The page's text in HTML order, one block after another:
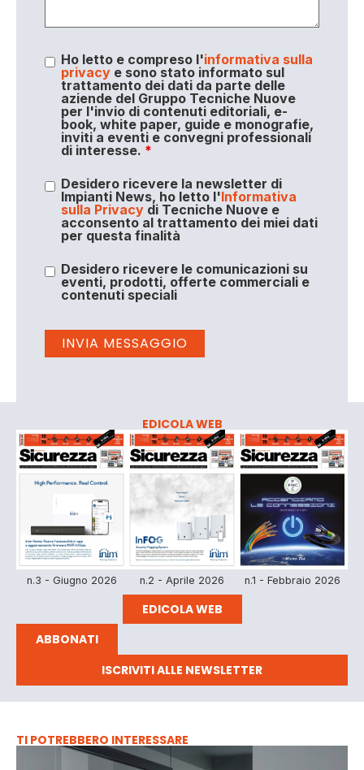
Ho letto e compreso l'informativa sulla
privacye sono stato informato sul
trattamento dei dati da parte delle
aziende del Gruppo Tecniche Nuove
per l'invio di contenuti editoriali, e-
book, white paper, guide e monografie,
inviti a eventi e convegni professionali
di interesse. *
Desidero ricevere la newsletter di
Impianti News, ho letto l'Informativa
sulla Privacydi Tecniche Nuove e
acconsento al trattamento dei miei dati
per questa finalità
Desidero ricevere le comunicazioni su
eventi, prodotti, offerte commerciali e
contenuti speciali
EDICOLA WEB
n.3 - Giugno 2026 n.2 - Aprile 2026 n.1 - Febbraio 2026
EDICOLA WEB
ABBONATI
ISCRIVITI ALLE NEWSLETTER
TI POTREBBERO INTERESSARE